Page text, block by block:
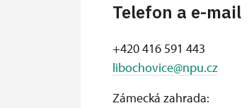
Telefon a e-mail
+420 416 591 443
libochovice@npu.cz
Zámecká zahrada: